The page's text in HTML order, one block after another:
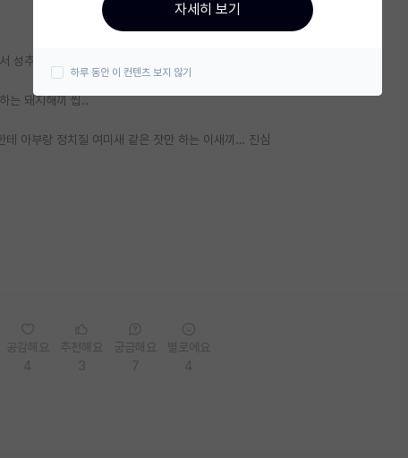
성추행으로 고소 처먹은 거랑
는 돼지해끼 씹..
테 아부랑 정치질 여미새 같은 잣만 하는 이새끼… 진심
자세히 보기
하루 동안 이 컨텐츠 보지 않기